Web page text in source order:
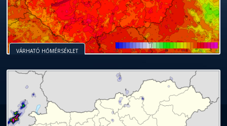
VÁRHATÓ HŐMÉRSÉKLET